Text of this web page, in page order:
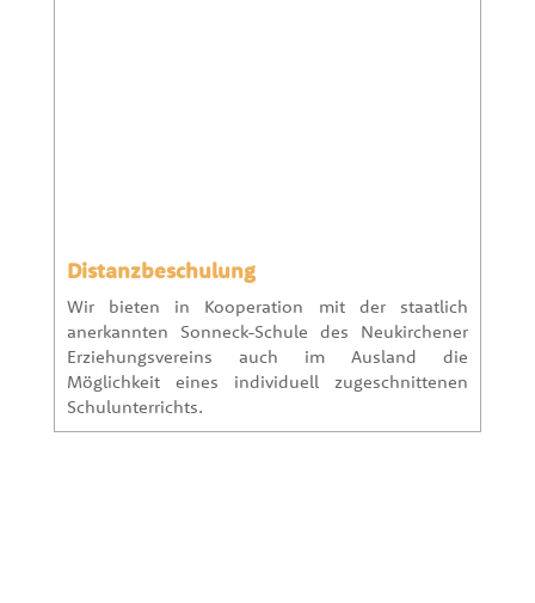
Distanzbeschulung
Wir bieten in Kooperation mit der staatlich
anerkannten Sonneck-Schule des Neukirchener
Erziehungsvereins auch im Ausland die
Möglichkeit eines individuell zugeschnittenen
Schulunterrichts.